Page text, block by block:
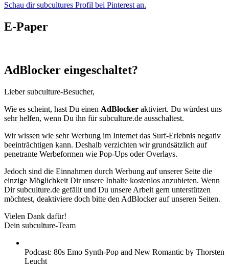
Schau dir subcultures Profil bei Pinterest an.
E-Paper
AdBlocker eingeschaltet?
Lieber subculture-Besucher,
Wie es scheint, hast Du einen AdBlocker aktiviert. Du würdest uns
sehr helfen, wenn Du ihn für subculture.de ausschaltest.
Wir wissen wie sehr Werbung im Internet das Surf-Erlebnis negativ
beeinträchtigen kann. Deshalb verzichten wir grundsätzlich auf
penetrante Werbeformen wie Pop-Ups oder Overlays.
Jedoch sind die Einnahmen durch Werbung auf unserer Seite die
einzige Möglichkeit Dir unsere Inhalte kostenlos anzubieten. Wenn
Dir subculture.de gefällt und Du unsere Arbeit gern unterstützen
möchtest, deaktiviere doch bitte den AdBlocker auf unseren Seiten.
Vielen Dank dafür!
Dein subculture-Team
Podcast: 80s Emo Synth-Pop and New Romantic by Thorsten
Leucht